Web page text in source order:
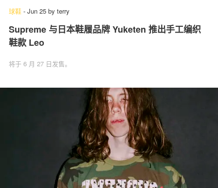
球鞋 - Jun 25 by terry
Supreme 与日本鞋履品牌 Yuketen 推出手工编织
鞋款 Leo
将于 6 月 27 日发售。